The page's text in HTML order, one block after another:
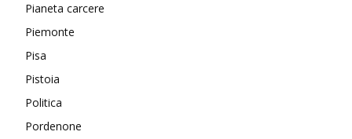
Pianeta carcere
Piemonte
Pisa
Pistoia
Politica
Pordenone